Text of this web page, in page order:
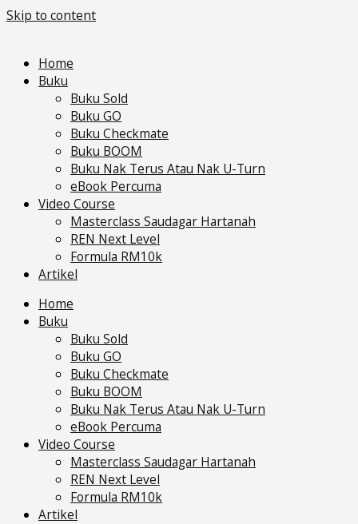
Skip to content
Home
Buku
Buku Sold
Buku GO
Buku Checkmate
Buku BOOM
Buku Nak Terus Atau Nak U-Turn
eBook Percuma
Video Course
Masterclass Saudagar Hartanah
REN Next Level
Formula RM10k
Artikel
Home
Buku
Buku Sold
Buku GO
Buku Checkmate
Buku BOOM
Buku Nak Terus Atau Nak U-Turn
eBook Percuma
Video Course
Masterclass Saudagar Hartanah
REN Next Level
Formula RM10k
Artikel